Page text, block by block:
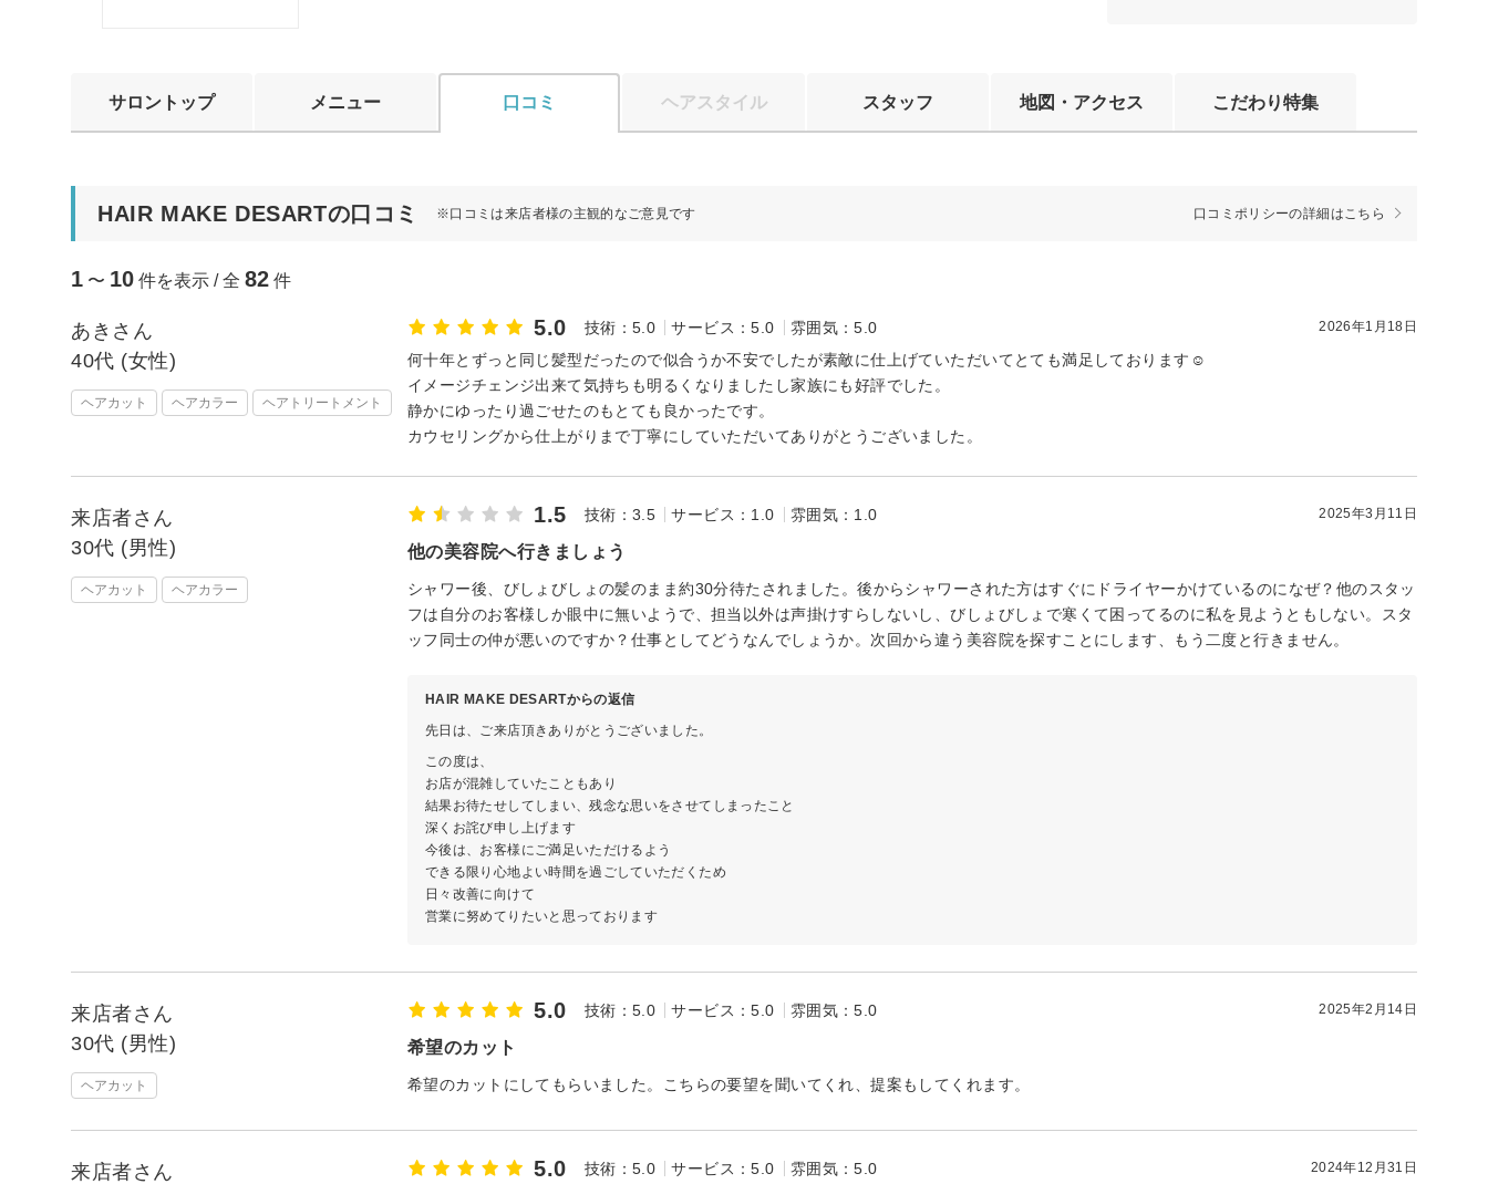
サロントップ メニュー 口コミ ヘアスタイル スタッフ 地図・アクセス こだわり特集
HAIR MAKE DESARTの口コミ ※口コミは来店者様の主観的なご意見です 口コミポリシーの詳細はこちら
1 〜 10 件を表示 / 全 82 件
あきさん
40代 (女性)
ヘアカット ヘアカラー ヘアトリートメント
5.0 技術：5.0 サービス：5.0 雰囲気：5.0 2026年1月18日
何十年とずっと同じ髪型だったので似合うか不安でしたが素敵に仕上げていただいてとても満足しております☺︎
イメージチェンジ出来て気持ちも明るくなりましたし家族にも好評でした。
静かにゆったり過ごせたのもとても良かったです。
カウセリングから仕上がりまで丁寧にしていただいてありがとうございました。
来店者さん
30代 (男性)
ヘアカット ヘアカラー
1.5 技術：3.5 サービス：1.0 雰囲気：1.0 2025年3月11日
他の美容院へ行きましょう
シャワー後、びしょびしょの髪のまま約30分待たされました。後からシャワーされた方はすぐにドライヤーかけているのになぜ？他のスタッ
フは自分のお客様しか眼中に無いようで、担当以外は声掛けすらしないし、びしょびしょで寒くて困ってるのに私を見ようともしない。スタ
ッフ同士の仲が悪いのですか？仕事としてどうなんでしょうか。次回から違う美容院を探すことにします、もう二度と行きません。
HAIR MAKE DESARTからの返信
先日は、ご来店頂きありがとうございました。
この度は、
お店が混雑していたこともあり
結果お待たせしてしまい、残念な思いをさせてしまったこと
深くお詫び申し上げます
今後は、お客様にご満足いただけるよう
できる限り心地よい時間を過ごしていただくため
日々改善に向けて
営業に努めてりたいと思っております
来店者さん
30代 (男性)
ヘアカット
5.0 技術：5.0 サービス：5.0 雰囲気：5.0 2025年2月14日
希望のカット
希望のカットにしてもらいました。こちらの要望を聞いてくれ、提案もしてくれます。
来店者さん
5.0 技術：5.0 サービス：5.0 雰囲気：5.0 2024年12月31日